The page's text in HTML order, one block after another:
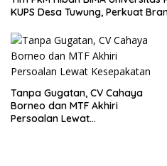
KUPS Desa Tuwung, Perkuat
Tanpa Gugatan, CV Cahaya
Borneo dan MTF Akhiri
Persoalan Lewat